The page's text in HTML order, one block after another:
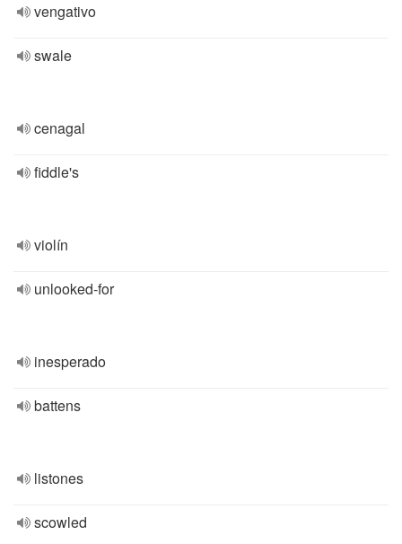
vengativo
swale
cenagal
fiddle's
violín
unlooked-for
inesperado
battens
listones
scowled